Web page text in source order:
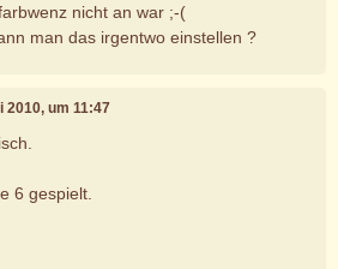
nicht an war ;-(
man das irgentwo einstellen ?
2010, um 11:47
6 gespielt.